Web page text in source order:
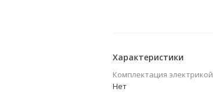
Характеристики
Комплектация электрикой
Нет